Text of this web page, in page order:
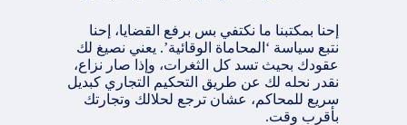
إحنا بمكتبنا ما نكتفي بس برفع القضايا، إحنا
نتبع سياسة ‘المحاماة الوقائية’. يعني نصيغ لك
عقودك بحيث تسد كل الثغرات، وإذا صار نزاع،
نقدر نحله لك عن طريق التحكيم التجاري كبديل
سريع للمحاكم، عشان ترجع لحلالك وتجارتك
بأقرب وقت.